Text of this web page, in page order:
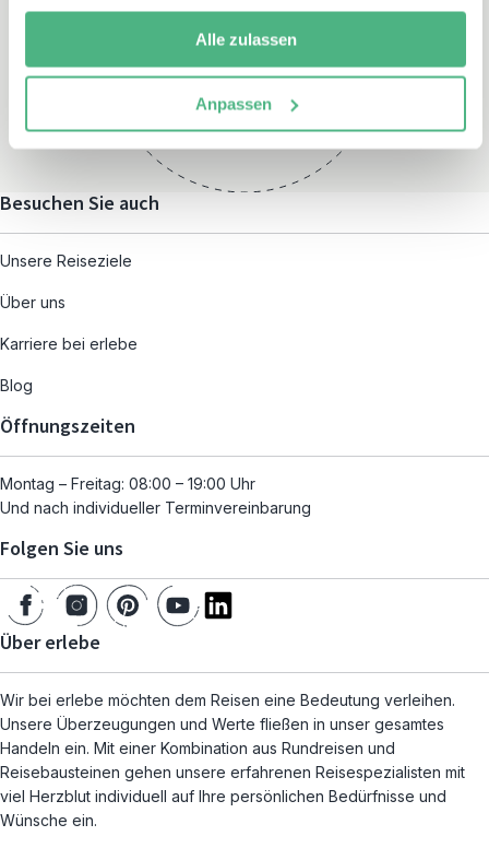
Alle zulassen
Anpassen
Montag – Freitag:
und nach individueller
Terminvereinbarung
Besuchen Sie auch
Unsere Reiseziele
Über uns
Karriere bei erlebe
Blog
Öffnungszeiten
Montag – Freitag: 08:00 – 19:00 Uhr
Und nach individueller Terminvereinbarung
Folgen Sie uns
Über erlebe
Wir bei erlebe möchten dem Reisen eine Bedeutung verleihen.
Unsere Überzeugungen und Werte fließen in unser gesamtes
Handeln ein. Mit einer Kombination aus Rundreisen und
Reisebausteinen gehen unsere erfahrenen Reisespezialisten mit
viel Herzblut individuell auf Ihre persönlichen Bedürfnisse und
Wünsche ein.